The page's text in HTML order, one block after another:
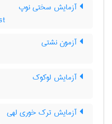
آزمایش سختی نوپ
آزمون نشتی
آزمایش لوکوک
آزمایش ترک خوری لهی